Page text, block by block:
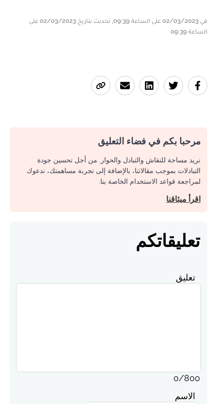
في 02/03/2023 على الساعة 09:39, تحديث بتاريخ 02/03/2023 على
الساعة 09:39
مرحبا بكم في فضاء التعليق
نريد مساحة للنقاش والتبادل والحوار. من أجل تحسين جودة
التبادلات بموجب مقالاتنا، بالإضافة إلى تجربة مساهمتك، ندعوك
لمراجعة قواعد الاستخدام الخاصة بنا.
اقرأ ميثاقنا
تعليقاتكم
تعليق
0/800
الاسم